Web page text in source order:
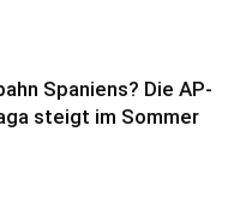
Spaniens? Die AP-
steigt im Sommer